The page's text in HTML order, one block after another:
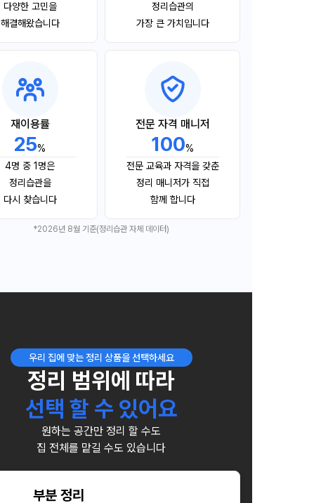
다양한 고민을
해결해왔습니다
정리습관의
가장 큰 가치입니다
재이용률
25%
4명 중 1명은
정리습관을
다시 찾습니다
전문 자격 매니저
100%
전문 교육과 자격을 갖춘
정리 매니저가 직접
함께 합니다
*2026년 8월 기준(정리습관 자체 데이터)
우리 집에 맞는 정리 상품을 선택하세요
정리 범위에 따라
선택 할 수 있어요
원하는 공간만 정리 할 수도
집 전체를 맡길 수도 있습니다
부분 정리